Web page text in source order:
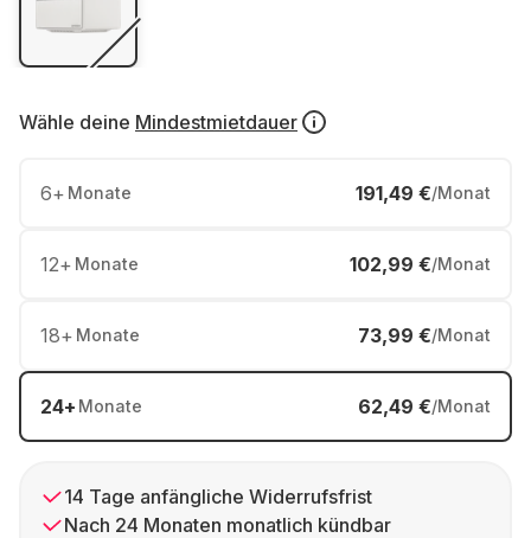
Wähle deine Mindestmietdauer
6+ Monate 191,49 €/Monat
12+ Monate 102,99 €/Monat
18+ Monate 73,99 €/Monat
24+ Monate 62,49 €/Monat
14 Tage anfängliche Widerrufsfrist
Nach 24 Monaten monatlich kündbar